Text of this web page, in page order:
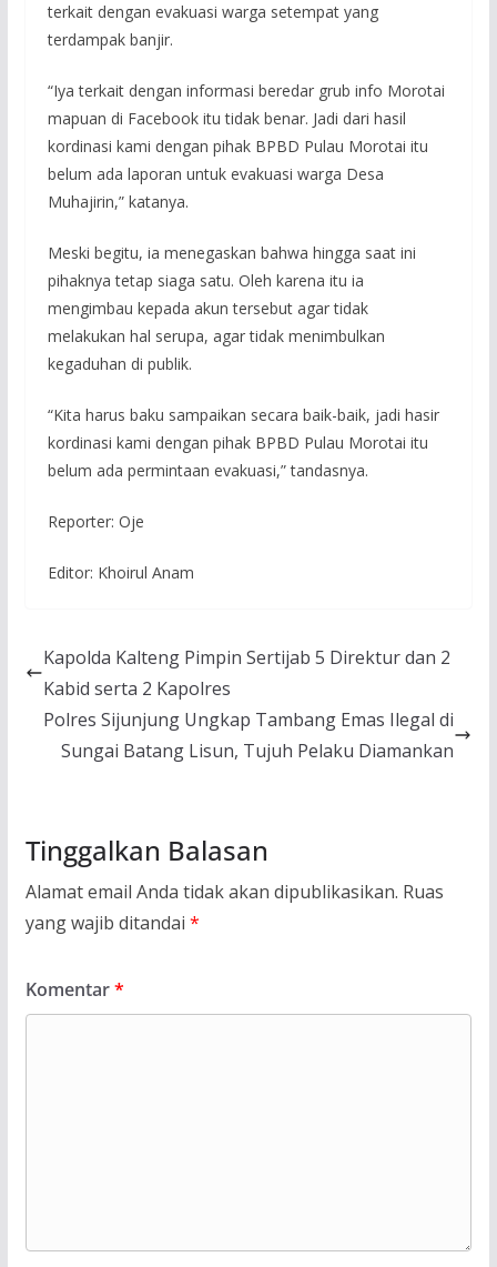
terkait dengan evakuasi warga setempat yang
terdampak banjir.
“Iya terkait dengan informasi beredar grub info Morotai
mapuan di Facebook itu tidak benar. Jadi dari hasil
kordinasi kami dengan pihak BPBD Pulau Morotai itu
belum ada laporan untuk evakuasi warga Desa
Muhajirin,” katanya.
Meski begitu, ia menegaskan bahwa hingga saat ini
pihaknya tetap siaga satu. Oleh karena itu ia
mengimbau kepada akun tersebut agar tidak
melakukan hal serupa, agar tidak menimbulkan
kegaduhan di publik.
“Kita harus baku sampaikan secara baik-baik, jadi hasir
kordinasi kami dengan pihak BPBD Pulau Morotai itu
belum ada permintaan evakuasi,” tandasnya.
Reporter: Oje
Editor: Khoirul Anam
Kapolda Kalteng Pimpin Sertijab 5 Direktur dan 2
Kabid serta 2 Kapolres
Polres Sijunjung Ungkap Tambang Emas Ilegal di
Sungai Batang Lisun, Tujuh Pelaku Diamankan
Tinggalkan Balasan
Alamat email Anda tidak akan dipublikasikan. Ruas
yang wajib ditandai *
Komentar*